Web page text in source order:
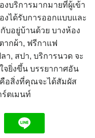
บริการมากมายที่ผู้เข้า
งได้รับการออกแบบและ
บอยู่บ้านด้วย บางห้อง
ากผ้า, ฟรีกาแฟ
า, สปา, บริการนวด จะ
ยิ่งขึ้น บรรยากาศอัน
คือสิ่งที่คุณจะได้สัมผัส
ตเมนท์